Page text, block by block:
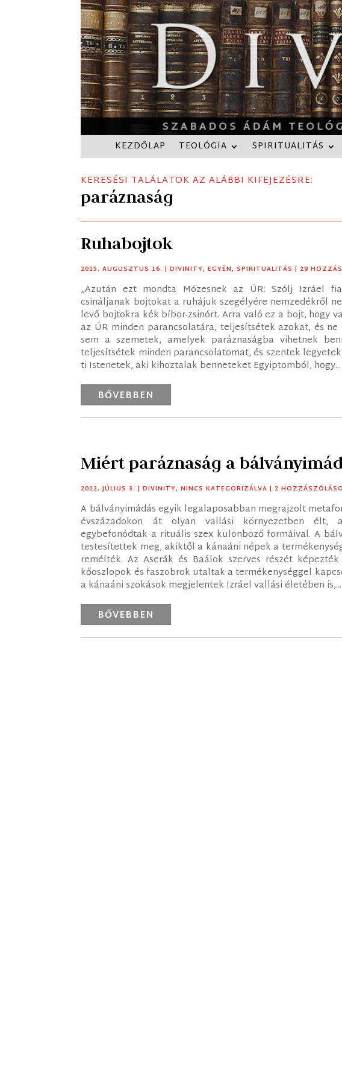
KEZDŐLAP TEOLÓGIA SPIRITUALITÁS
KERESÉSI TALÁLATOK AZ ALÁBBI KIFEJEZÉSRE:
paráznaság
Ruhabojtok
2015. AUGUSZTUS 16. |DIVINITY,EGYÉN,SPIRITUALITÁS | 29
„Azután ezt mondta Mózesnek az ÚR: Szólj Izráel
csináljanak bojtokat a ruhájuk szegélyére nemzedékről
levő bojtokra kék bíbor-zsinórt. Arra való ez a bojt, hogy
az ÚR minden parancsolatára, teljesítsétek azokat, és
sem a szemetek, amelyek paráznaságba vihetnek
teljesítsétek minden parancsolatomat, és szentek
ti Istenetek, aki kihoztalak benneteket Egyiptomból, hogy...
BŐVEBBEN
Miért paráznaság a
2012. JÚLIUS 3. |DIVINITY,NINCS KATEGORIZÁLVA | 2
A bálványimádás egyik legalaposabban megrajzolt
évszázadokon át olyan vallási környezetben élt,
egybefonódtak a rituális szex különböző formáival. A
testesítettek meg, akiktől a kánaáni népek a
remélték. Az Aserák és Baálok szerves részét
kőoszlopok és faszobrok utaltak a termékenységgel
a kánaáni szokások megjelentek Izráel vallási életében is,...
BŐVEBBEN